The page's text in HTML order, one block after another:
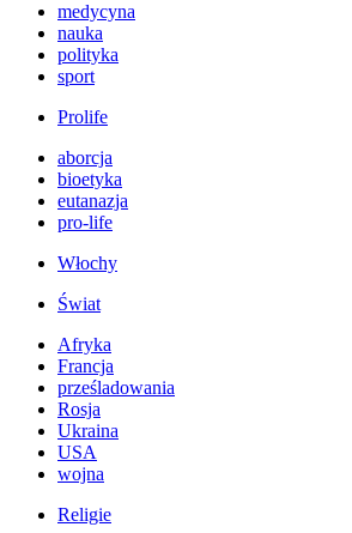
medycyna
nauka
polityka
sport
Prolife
aborcja
bioetyka
eutanazja
pro-life
Włochy
Świat
Afryka
Francja
prześladowania
Rosja
Ukraina
USA
wojna
Religie